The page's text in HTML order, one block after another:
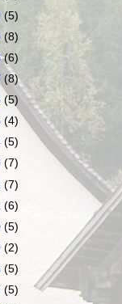
(5)
(8)
(6)
(8)
(5)
(4)
(5)
(7)
(7)
(6)
(5)
(2)
(5)
(5)